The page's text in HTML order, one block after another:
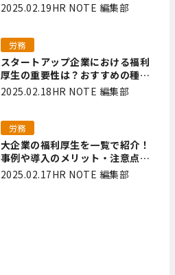
2025.02.19HR NOTE 編集部
スタートアップ企業における福利
厚生の重要性は？おすすめの種類
やメリット・デメリットを解説
労務
2025.02.18HR NOTE 編集部
大企業の福利厚生を一覧で紹介！
事例や導入のメリット・注意点を
解説
労務
2025.02.17HR NOTE 編集部